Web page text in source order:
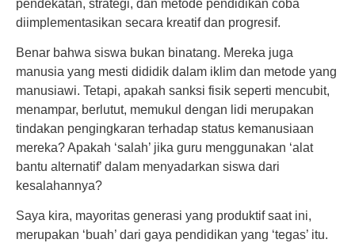
pendekatan, strategi, dan metode pendidikan coba
diimplementasikan secara kreatif dan progresif.
Benar bahwa siswa bukan binatang. Mereka juga
manusia yang mesti dididik dalam iklim dan metode yang
manusiawi. Tetapi, apakah sanksi fisik seperti mencubit,
menampar, berlutut, memukul dengan lidi merupakan
tindakan pengingkaran terhadap status kemanusiaan
mereka? Apakah ‘salah’ jika guru menggunakan ‘alat
bantu alternatif’ dalam menyadarkan siswa dari
kesalahannya?
Saya kira, mayoritas generasi yang produktif saat ini,
merupakan ‘buah’ dari gaya pendidikan yang ‘tegas’ itu.